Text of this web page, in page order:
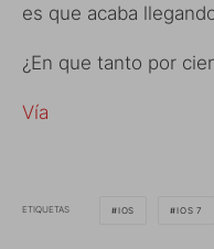
es que acaba
¿En que tanto por
Vía
ETIQUETAS IOS IOS 7